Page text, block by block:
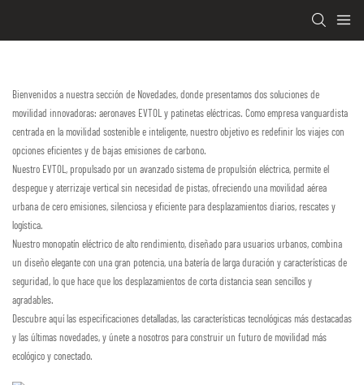
Bienvenidos a nuestra sección de Novedades, donde presentamos dos soluciones de
movilidad innovadoras: aeronaves EVTOL y patinetas eléctricas. Como empresa vanguardista
centrada en la movilidad sostenible e inteligente, nuestro objetivo es redefinir los viajes con
opciones eficientes y de bajas emisiones de carbono.
Nuestro EVTOL, propulsado por un avanzado sistema de propulsión eléctrica, permite el
despegue y aterrizaje vertical sin necesidad de pistas, ofreciendo una movilidad aérea
urbana de cero emisiones, silenciosa y eficiente para desplazamientos diarios, rescates y
logística.
Nuestro monopatín eléctrico de alto rendimiento, diseñado para usuarios urbanos, combina
un diseño elegante con una gran potencia, una batería de larga duración y características de
seguridad, lo que hace que los desplazamientos de corta distancia sean sencillos y
agradables.
Descubre aquí las especificaciones detalladas, las características tecnológicas más destacadas
y las últimas novedades, y únete a nosotros para construir un futuro de movilidad más
ecológico y conectado.